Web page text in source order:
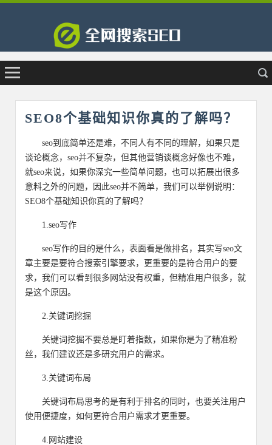
SEO8个基础知识你真的了解吗？
seo到底简单还是难，不同人有不同的理解，如果只是
谈论概念，seo并不复杂，但其他营销谈概念好像也不难，
就seo来说，如果你深究一些简单问题，也可以拓展出很多
意料之外的问题，因此seo并不简单，我们可以举例说明：
SEO8个基础知识你真的了解吗？
1.seo写作
seo写作的目的是什么，表面看是做排名，其实写seo文
章主要是要符合搜索引擎要求，更重要的是符合用户的要
求，我们可以看到很多网站没有权重，但精准用户很多，就
是这个原因。
2.关键词挖掘
关键词挖掘不要总是盯着指数，如果你是为了精准粉
丝，我们建议还是多研究用户的需求。
3.关键词布局
关键词布局思考的是有利于排名的同时，也要关注用户
使用便捷度，如何更符合用户需求才更重要。
4.网站建设